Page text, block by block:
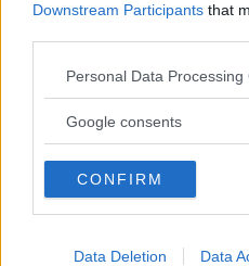
Downstream Participants that
Please note that this website/
not limited to your visit or
use your data for below
consent section.
Personal Data Processing
Google consents
CONFIRM
Data Deletion Data
Så står sig nya
Vi ställe nykomlingen mot